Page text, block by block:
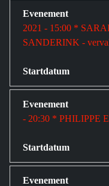
2021 - 15:00 *
SANDERINK -
- 20:30 * PHILIPPE